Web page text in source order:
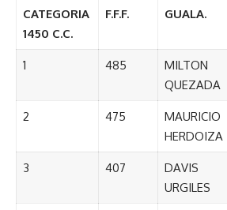
CATEGORIA
1450 C.C.
F.F.F. GUALA.
1 485
MILTON
QUEZADA
2 475
MAURICIO
HERDOIZA
3 407
DAVIS
URGILES